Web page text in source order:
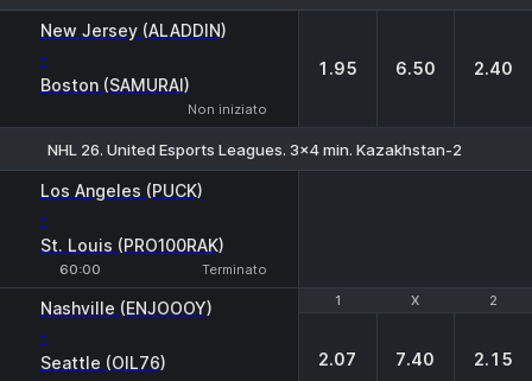
New Jersey (ALADDIN)
-
Boston (SAMURAI)
Non iniziato
1.95 6.50 2.40
NHL 26. United Esports Leagues. 3x4 min. Kazakhstan-2
Los Angeles (PUCK)
-
St. Louis (PRO100RAK)
60:00
Terminato
1
X 2
Nashville (ENJOOOY)
-
Seattle (OIL76)
1 X 2
2.07 7.40 2.15